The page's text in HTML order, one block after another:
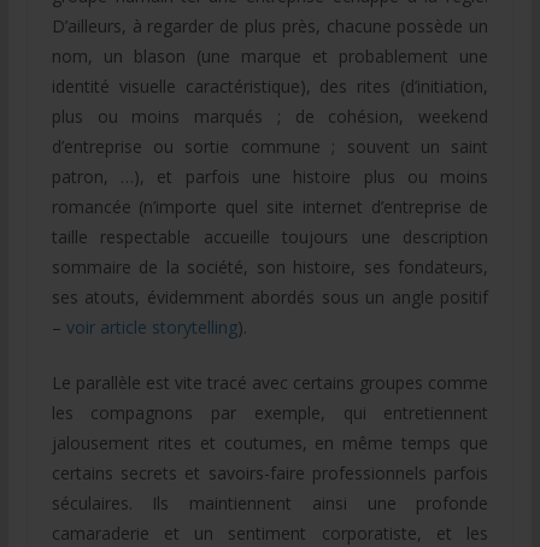
D’ailleurs, à regarder de plus près, chacune possède un
nom, un blason (une marque et probablement une
identité visuelle caractéristique), des rites (d’initiation,
plus ou moins marqués ; de cohésion, weekend
d’entreprise ou sortie commune ; souvent un saint
patron, …), et parfois une histoire plus ou moins
romancée (n’importe quel site internet d’entreprise de
taille respectable accueille toujours une description
sommaire de la société, son histoire, ses fondateurs,
ses atouts, évidemment abordés sous un angle positif
– voir article storytelling).
Le parallèle est vite tracé avec certains groupes comme
les compagnons par exemple, qui entretiennent
jalousement rites et coutumes, en même temps que
certains secrets et savoirs-faire professionnels parfois
séculaires. Ils maintiennent ainsi une profonde
camaraderie et un sentiment corporatiste, et les